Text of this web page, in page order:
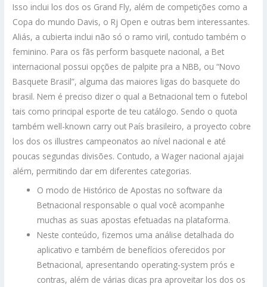
Isso inclui los dos os Grand Fly, além de competições como a
Copa do mundo Davis, o Rj Open e outras bem interessantes.
Aliás, a cubierta inclui não só o ramo viril, contudo também o
feminino. Para os fãs perform basquete nacional, a Bet
internacional possui opções de palpite pra a NBB, ou “Novo
Basquete Brasil”, alguma das maiores ligas do basquete do
brasil. Nem é preciso dizer o qual a Betnacional tem o futebol
tais como principal esporte de teu catálogo. Sendo o quota
também well-known carry out País brasileiro, a proyecto cobre
los dos os illustres campeonatos ao nível nacional e até
poucas segundas divisões. Contudo, a Wager nacional ajajai
além, permitindo dar em diferentes categorias.
O modo de Histórico de Apostas no software da
Betnacional responsable o qual você acompanhe
muchas as suas apostas efetuadas na plataforma.
Neste conteúdo, fizemos uma análise detalhada do
aplicativo e também de benefícios oferecidos por
Betnacional, apresentando operating-system prós e
contras, além de várias dicas pra aproveitar los dos os